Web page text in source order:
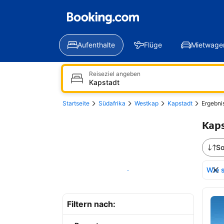
Aufenthalte Flüge
Reiseziel angeben
Startseite Südafrika Westkap Kapstadt
Auf der Karte anzeigen
Filtern nach:
Wie